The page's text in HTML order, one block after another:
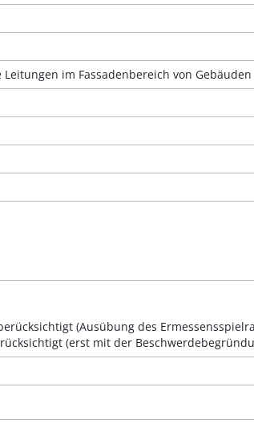
im Fassadenbereich von Gebäuden
(Ausübung des
(erst mit der